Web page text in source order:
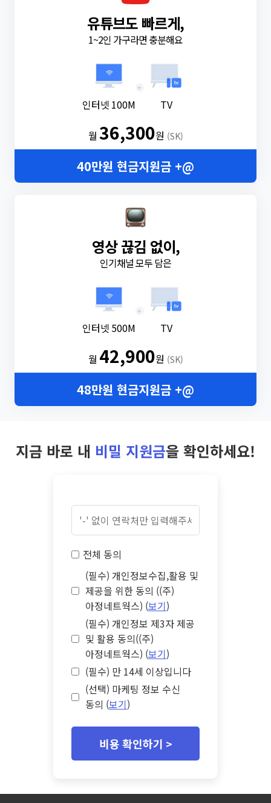
유튜브도 빠르게,
1~2인 가구라면 충분해요
인터넷 100M
+
TV
월36,300원 (SK)
40만원 현금지원금 +@
영상 끊김 없이,
인기채널 모두 담은
인터넷 500M
+
TV
월 42,900원 (SK)
48만원 현금지원금 +@
지금 바로 내 비밀 지원금을 확인하세요!
전체 동의
(필수) 개인정보수집,활용 및
제공을 위한 동의 ((주)
아정네트웍스) (보기)
(필수) 개인정보 제3자 제공
및 활용 동의((주)
아정네트웍스) (보기)
(필수) 만 14세 이상입니다
(선택) 마케팅 정보 수신
동의 (보기)
비용 확인하기 >